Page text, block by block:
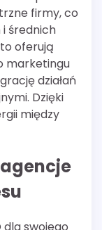
firmy, co
i średnich
oferują
marketingu
działań
Dzięki
między